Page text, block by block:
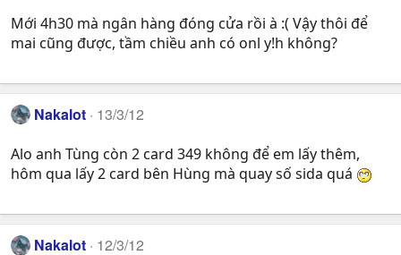
Mới 4h30 mà ngân hàng đóng cửa rồi à :( Vậy thôi để
mai cũng được, tầm chiều anh có onl y!h không?
Nakalot 13/3/12
Alo anh Tùng còn 2 card 349 không để em lấy thêm,
hôm qua lấy 2 card bên Hùng mà quay số sida quá
Nakalot 12/3/12